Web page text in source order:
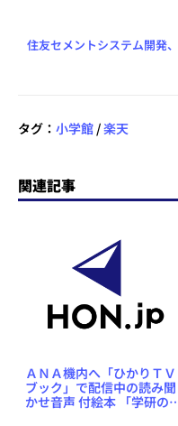
住友セメントシステム開発
タグ： 小学館 /楽天
関連記事
ＡＮＡ機内へ「ひかりＴＶ
ブック」で配信中の読み聞
かせ音声 付絵本 「学研の